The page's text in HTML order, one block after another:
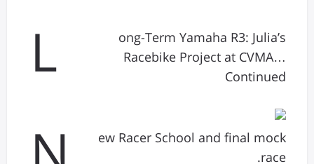
L
ong-Term Yamaha R3: Julia’s
Racebike Project at CVMA…
Continued
ew Racer School and final mock
race.